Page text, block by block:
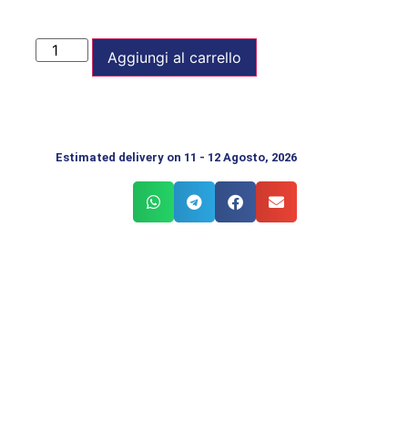
Aggiungi al carrello
Estimated delivery on 11 - 12 Agosto, 2026